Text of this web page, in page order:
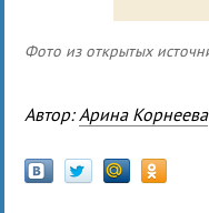
Фото из открытых
Автор: Арина Корнеева